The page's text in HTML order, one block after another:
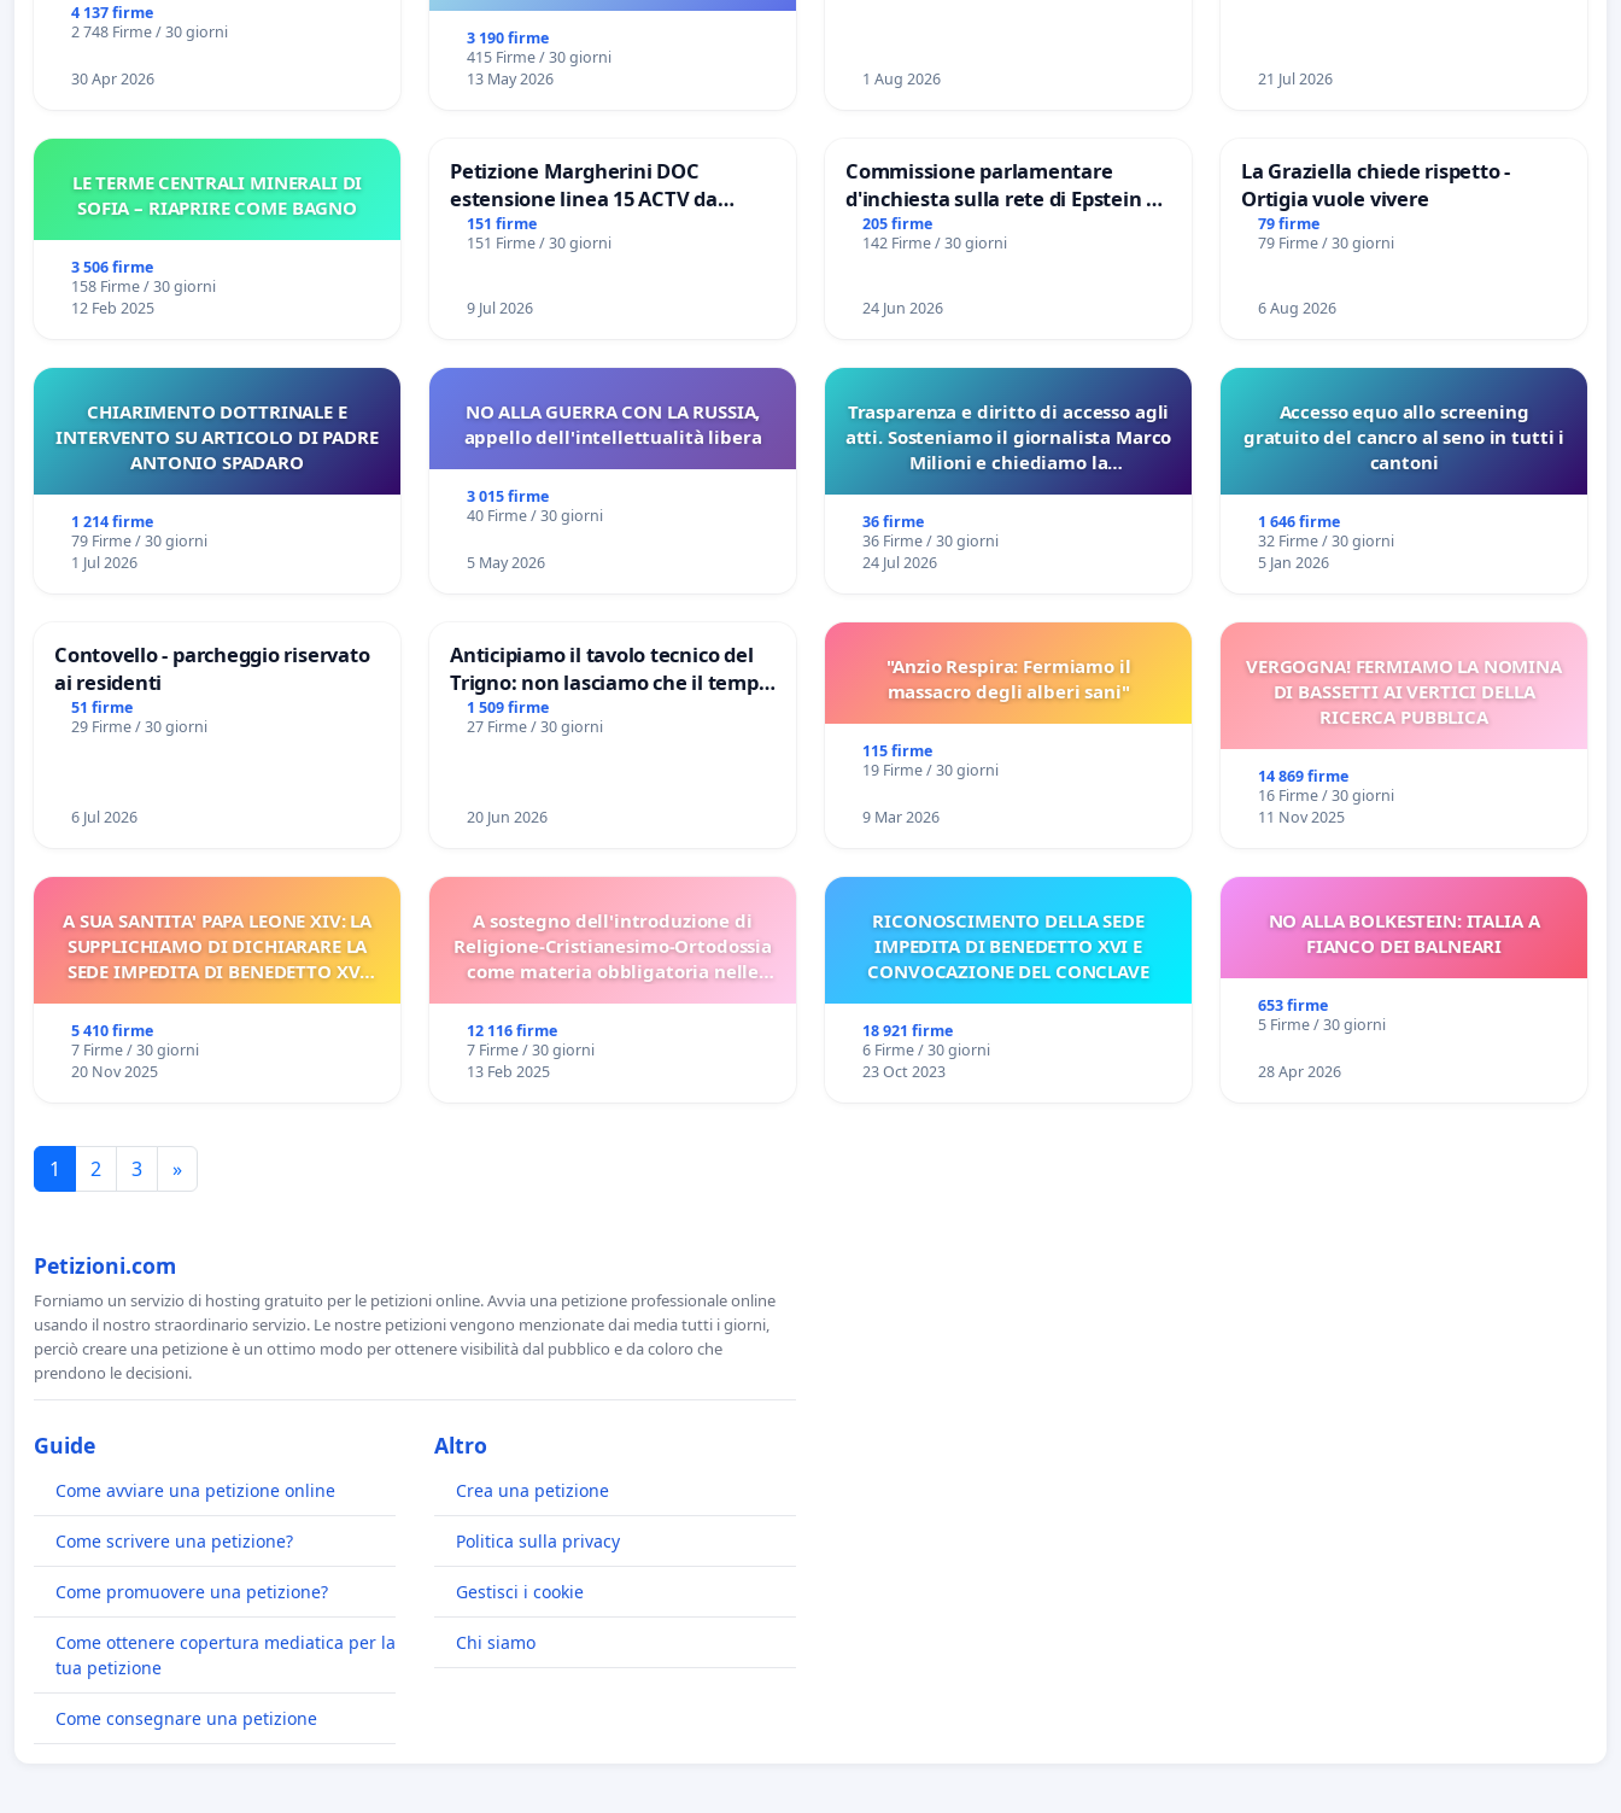
4 137 firme
2 748 Firme / 30 giorni
30 Apr 2026
3 190 firme
415 Firme / 30 giorni
13 May 2026
1 Aug 2026 21 Jul 2026
LE TERME CENTRALI MINERALI DI
SOFIA – RIAPRIRE COME BAGNO
3 506 firme
158 Firme / 30 giorni
12 Feb 2025
Petizione Margherini DOC
estensione linea 15 ACTV da
Marghera P.zza S. Antonio
all'aeroporto Marco Polo tariffa a
151 firme
151 Firme / 30 giorni
9 Jul 2026
Commissione parlamentare
d'inchiesta sulla rete di Epstein e
del Mossad: verità sugli Epstein
Files
205 firme
142 Firme / 30 giorni
24 Jun 2026
La Graziella chiede rispetto -
Ortigia vuole vivere
79 firme
79 Firme / 30 giorni
6 Aug 2026
CHIARIMENTO DOTTRINALE E
INTERVENTO SU ARTICOLO DI PADRE
ANTONIO SPADARO
1 214 firme
79 Firme / 30 giorni
1 Jul 2026
NO ALLA GUERRA CON LA RUSSIA,
appello dell'intellettualità libera
3 015 firme
40 Firme / 30 giorni
5 May 2026
Trasparenza e diritto di accesso agli
atti. Sosteniamo il giornalista Marco
Milioni e chiediamo la
sulla Pedemontana Veneta
36 firme
36 Firme / 30 giorni
24 Jul 2026
Accesso equo allo screening
gratuito del cancro al seno in tutti i
cantoni
1 646 firme
32 Firme / 30 giorni
5 Jan 2026
Contovello - parcheggio riservato
ai residenti
51 firme
29 Firme / 30 giorni
6 Jul 2026
Anticipiamo il tavolo tecnico del
Trigno: non lasciamo che il tempo
rallenti le ricerche di Domenico
Racanati
1 509 firme
27 Firme / 30 giorni
20 Jun 2026
"Anzio Respira: Fermiamo il
massacro degli alberi sani"
115 firme
19 Firme / 30 giorni
9 Mar 2026
VERGOGNA! FERMIAMO LA NOMINA
DI BASSETTI AI VERTICI DELLA
RICERCA PUBBLICA
14 869 firme
16 Firme / 30 giorni
11 Nov 2025
A SUA SANTITA' PAPA LEONE XIV: LA
SUPPLICHIAMO DI DICHIARARE LA
SEDE IMPEDITA DI BENEDETTO XVI
5 410 firme
7 Firme / 30 giorni
20 Nov 2025
A sostegno dell'introduzione di
Religione-Cristianesimo-Ortodossia
come materia obbligatoria nelle
12 116 firme
7 Firme / 30 giorni
13 Feb 2025
RICONOSCIMENTO DELLA SEDE
IMPEDITA DI BENEDETTO XVI E
CONVOCAZIONE DEL CONCLAVE
18 921 firme
6 Firme / 30 giorni
23 Oct 2023
NO ALLA BOLKESTEIN: ITALIA A
FIANCO DEI BALNEARI
653 firme
5 Firme / 30 giorni
28 Apr 2026
1 2 3 »
Petizioni.com
Forniamo un servizio di hosting gratuito per le petizioni online. Avvia una petizione professionale online
usando il nostro straordinario servizio. Le nostre petizioni vengono menzionate dai media tutti i giorni,
perciò creare una petizione è un ottimo modo per ottenere visibilità dal pubblico e da coloro che
prendono le decisioni.
Guide
Come avviare una petizione online
Come scrivere una petizione?
Come promuovere una petizione?
Come ottenere copertura mediatica per la
tua petizione
Come consegnare una petizione
Altro
Crea una petizione
Politica sulla privacy
Gestisci i cookie
Chi siamo